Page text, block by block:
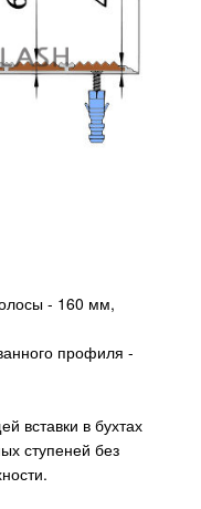
- 160 мм,
профиля -
вставки в бухтах
ступеней без